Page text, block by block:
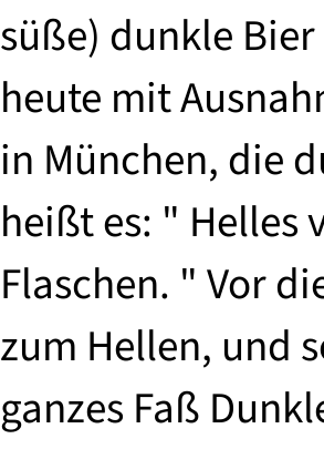
süße) dunkle
heute mit
in München, die
heißt es: " Helles
Flaschen. " Vor
zum Hellen, und
ganzes Faß